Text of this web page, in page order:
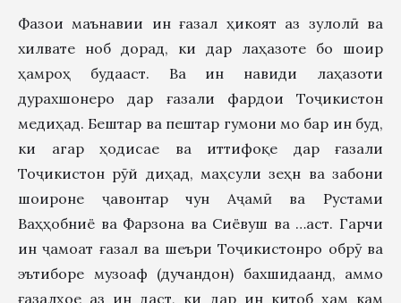
Фазои маънавии ин ғазал ҳикоят аз зулолӣ ва
хилвате ноб дорад, ки дар лаҳазоте бо шоир
ҳамроҳ будааст. Ва ин навиди лаҳазоти
дурахшонеро дар ғазали фардои Тоҷикистон
медиҳад. Бештар ва пештар гумони мо бар ин буд,
ки агар ҳодисае ва иттифоқе дар ғазали
Тоҷикистон рӯй диҳад, маҳсули зеҳн ва забони
шоироне ҷавонтар чун Аҷамӣ ва Рустами
Ваҳҳобниё ва Фарзона ва Сиёвуш ва …аст. Гарчи
ин ҷамоат ғазал ва шеъри Тоҷикистонро обрӯ ва
эътиборе музоаф (дучандон) бахшидаанд, аммо
ғазалҳое аз ин даст, ки дар ин китоб ҳам кам